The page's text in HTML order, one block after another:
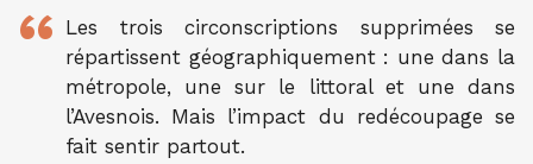
Les trois circonscriptions supprimées se
répartissent géographiquement : une dans la
métropole, une sur le littoral et une dans
l’Avesnois. Mais l’impact du redécoupage se
fait sentir partout.